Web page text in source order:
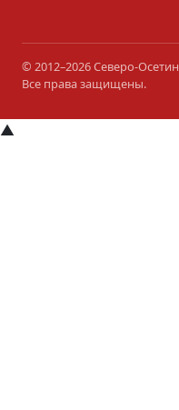
© 2012–2026 Северо-
Все права защищены.
▲